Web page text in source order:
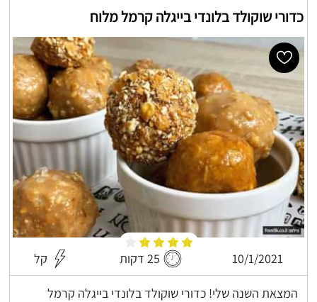
כדורי שוקולד בלונדי בייגלה קרמל מלוח
10/1/2021 25 דקות קל
המצאת השנה שלי! כדורי שוקולד בלונדי בייגלה קרמל